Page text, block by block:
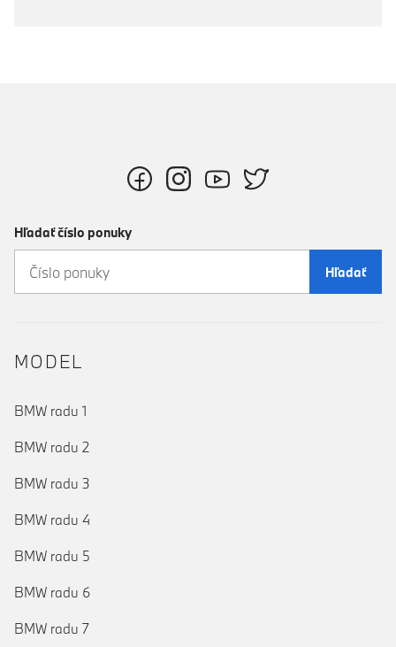
Hľadať číslo ponuky
Hľadať
MODEL
BMW radu 1
BMW radu 2
BMW radu 3
BMW radu 4
BMW radu 5
BMW radu 6
BMW radu 7